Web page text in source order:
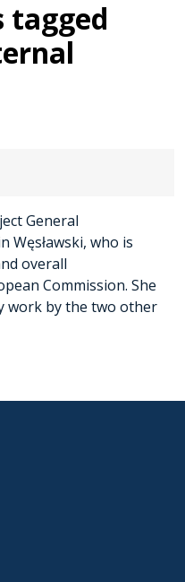
tagged
General
Węsławski, who is
overall
Commission. She
work by the two other